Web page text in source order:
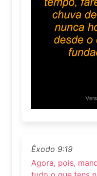
Êxodo 9:19
Agora, pois,